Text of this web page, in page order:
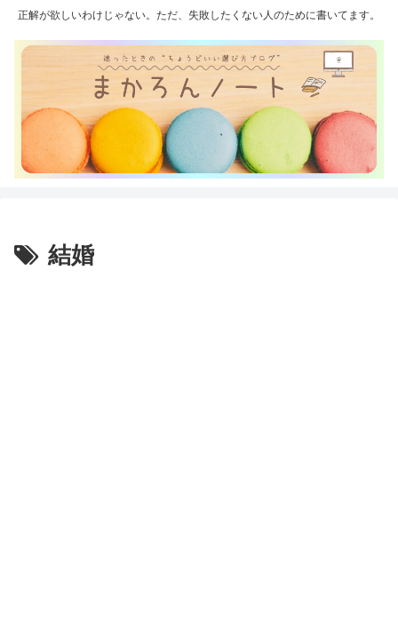
正解が欲しいわけじゃない。ただ、失敗したくない人のために書いてます。
結婚